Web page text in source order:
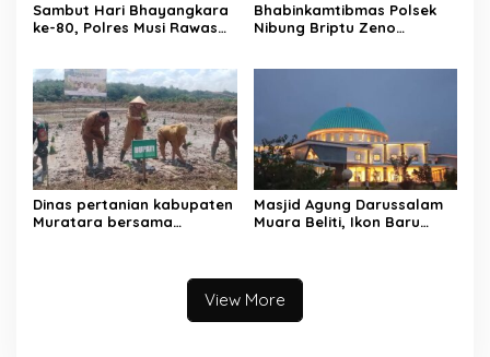
Sambut Hari Bhayangkara
ke-80, Polres Musi Rawas
Jayaloka
Bhabinkamtibmas Polsek
Nibung Briptu Zeno
Dinas pertanian kabupaten
Muratara bersama
Masjid Agung Darussalam
Muara Beliti, Ikon Baru
View More